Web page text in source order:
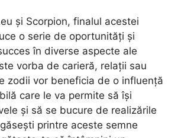
și Scorpion, finalul acestei
o serie de oportunități și
în diverse aspecte ale
vorba de carieră, relații sau
zodii vor beneficia de o influență
care le va permite să își
și să se bucure de realizările
printre aceste semne